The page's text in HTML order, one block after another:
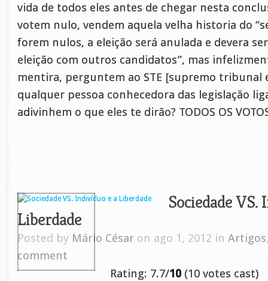
vida de todos eles antes de chegar nesta
votem nulo, vendem aquela velha historia do
forem nulos, a eleição será anulada e devera
eleição com outros candidatos”, mas
mentira, perguntem ao STE [supremo tribunal
qualquer pessoa conhecedora das legislação
adivinhem o que eles te dirão? TODOS OS
Sociedade VS.
Liberdade
Posted by Mário César on ago 1, 2012 in Artigos
comment
Rating: 7.7/10 (10 votes cast)